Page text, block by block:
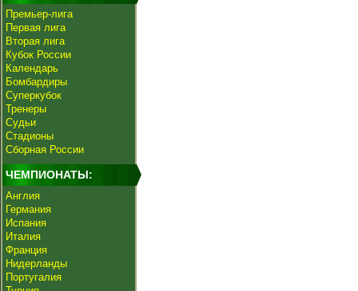
Премьер-лига
Первая лига
Вторая лига
Кубок России
Календарь
Бомбардиры
Суперкубок
Тренеры
Судьи
Стадионы
Сборная России
ЧЕМПИОНАТЫ:
Англия
Германия
Испания
Италия
Франция
Нидерланды
Португалия